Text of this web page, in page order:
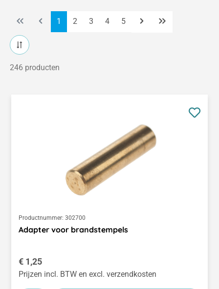
Pagina
1 Pagina
2 Pagina
3 Pagina
4 Pagina
5
246 producten
Productnummer: 302700
Adapter voor brandstempels
Normale prijs:
€ 1,25
Prijzen incl. BTW en excl. verzendkosten